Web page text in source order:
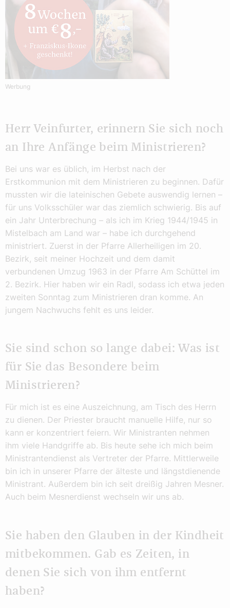
Werbung
Herr Veinfurter, erinnern Sie sich noch
an Ihre Anfänge beim Ministrieren?
Bei uns war es üblich, im Herbst nach der
Erstkommunion mit dem Ministrieren zu beginnen. Dafür
mussten wir die lateinischen Gebete auswendig lernen –
für uns Volksschüler war das ziemlich schwierig. Bis auf
ein Jahr Unterbrechung – als ich im Krieg 1944/1945 in
Mistelbach am Land war – habe ich durchgehend
ministriert. Zuerst in der Pfarre Allerheiligen im 20.
Bezirk, seit meiner Hochzeit und dem damit
verbundenen Umzug 1963 in der Pfarre Am Schüttel im
2. Bezirk. Hier haben wir ein Radl, sodass ich etwa jeden
zweiten Sonntag zum Ministrieren dran komme. An
jungem Nachwuchs fehlt es uns leider.
Sie sind schon so lange dabei: Was ist
für Sie das Besondere beim
Ministrieren?
Für mich ist es eine Auszeichnung, am Tisch des Herrn
zu dienen. Der Priester braucht manuelle Hilfe, nur so
kann er konzentriert feiern. Wir Ministranten nehmen
ihm viele Handgriffe ab. Bis heute sehe ich mich beim
Ministrantendienst als Vertreter der Pfarre. Mittlerweile
bin ich in unserer Pfarre der älteste und längstdienende
Ministrant. Außerdem bin ich seit dreißig Jahren Mesner.
Auch beim Mesnerdienst wechseln wir uns ab.
Sie haben den Glauben in der Kindheit
mitbekommen. Gab es Zeiten, in
denen Sie sich von ihm entfernt
haben?